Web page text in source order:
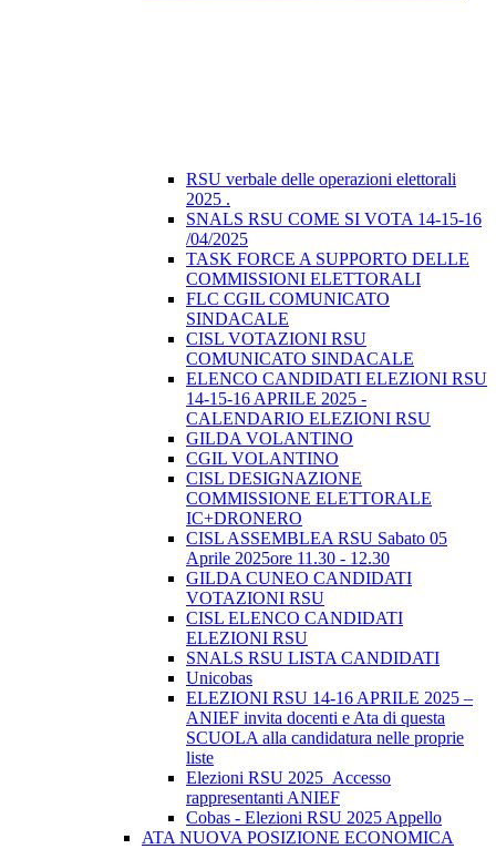
RSU verbale delle operazioni elettorali
2025 .
SNALS RSU COME SI VOTA 14-15-16
/04/2025
TASK FORCE A SUPPORTO DELLE
COMMISSIONI ELETTORALI
FLC CGIL COMUNICATO
SINDACALE
CISL VOTAZIONI RSU
COMUNICATO SINDACALE
ELENCO CANDIDATI ELEZIONI RSU
14-15-16 APRILE 2025 -
CALENDARIO ELEZIONI RSU
GILDA VOLANTINO
CGIL VOLANTINO
CISL DESIGNAZIONE
COMMISSIONE ELETTORALE
IC+DRONERO
CISL ASSEMBLEA RSU Sabato 05
Aprile 2025ore 11.30 - 12.30
GILDA CUNEO CANDIDATI
VOTAZIONI RSU
CISL ELENCO CANDIDATI
ELEZIONI RSU
SNALS RSU LISTA CANDIDATI
Unicobas
ELEZIONI RSU 14-16 APRILE 2025 –
ANIEF invita docenti e Ata di questa
SCUOLA alla candidatura nelle proprie
liste
Elezioni RSU 2025_Accesso
rappresentanti ANIEF
Cobas - Elezioni RSU 2025 Appello
ATA NUOVA POSIZIONE ECONOMICA